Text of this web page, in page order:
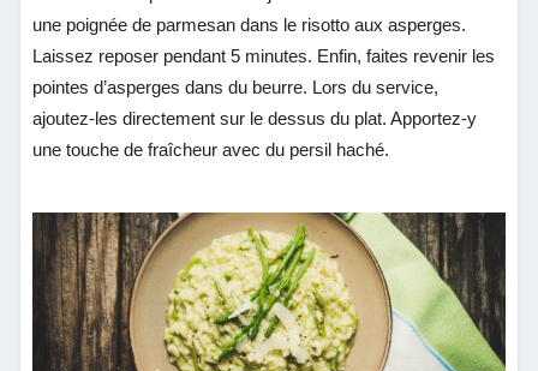
une poignée de parmesan dans le risotto aux asperges.
Laissez reposer pendant 5 minutes. Enfin, faites revenir les
pointes d’asperges dans du beurre. Lors du service,
ajoutez-les directement sur le dessus du plat. Apportez-y
une touche de fraîcheur avec du persil haché.